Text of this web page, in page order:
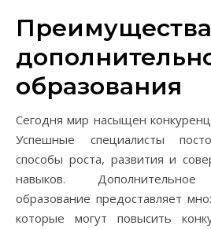
Преимущества
образования
Сегодня мир насыщен
Успешные специалисты
способы роста, развития и
навыков. Дополнительное
образование предоставляет
которые могут повысить